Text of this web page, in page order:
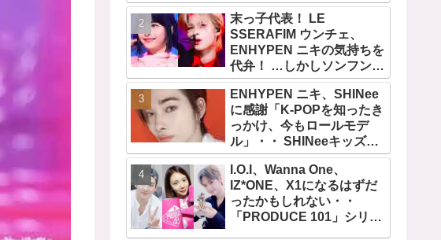
末っ子代表！ LE
SSERAFIM ウンチェ、
ENHYPEN ニキの気持ちを
代弁！ …しかしソンフンは
全否定「うちの末っ子は違
います」・・ かわいすぎる
２人の会話に爆笑
ENHYPEN ニキ、SHINee
に感謝「K-POPを知ったき
っかけ、今もロールモデ
ル」・・ SHINeeキッズと
しての経験を経て６年ぶり
に東京ドームに帰還した感
想は？
I.O.I、Wanna One、
IZ*ONE、X1になるはずだ
ったかもしれない・・
「PRODUCE 101」シリー